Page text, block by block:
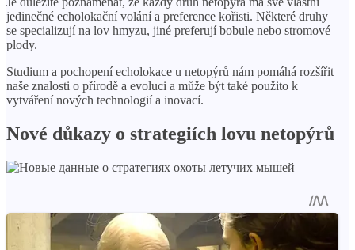
jedinečné echolokační volání a preference kořisti. Některé druhy
se specializují na lov hmyzu, jiné preferují bobule nebo stromové
plody.
Studium a pochopení echolokace u netopýrů nám pomáhá rozšířit
naše znalosti o přírodě a evoluci a může být také použito k
vytváření nových technologií a inovací.
Nové důkazy o strategiích lovu netopýrů